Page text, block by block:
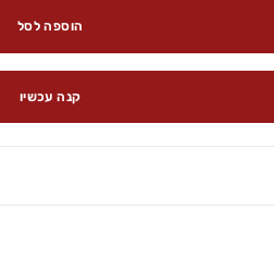
הוספה לסל
קנה עכשיו